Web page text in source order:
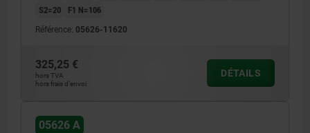
S2=20
F1 N=106
Référence: 05626-11620
325,25 €
hors TVA
hors frais d’envoi
DÉTAILS
05626 A